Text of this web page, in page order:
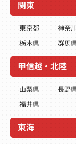
関東
東京都 神奈
栃木県
群馬
甲信越・北陸
山梨県 長野
福井県
東海